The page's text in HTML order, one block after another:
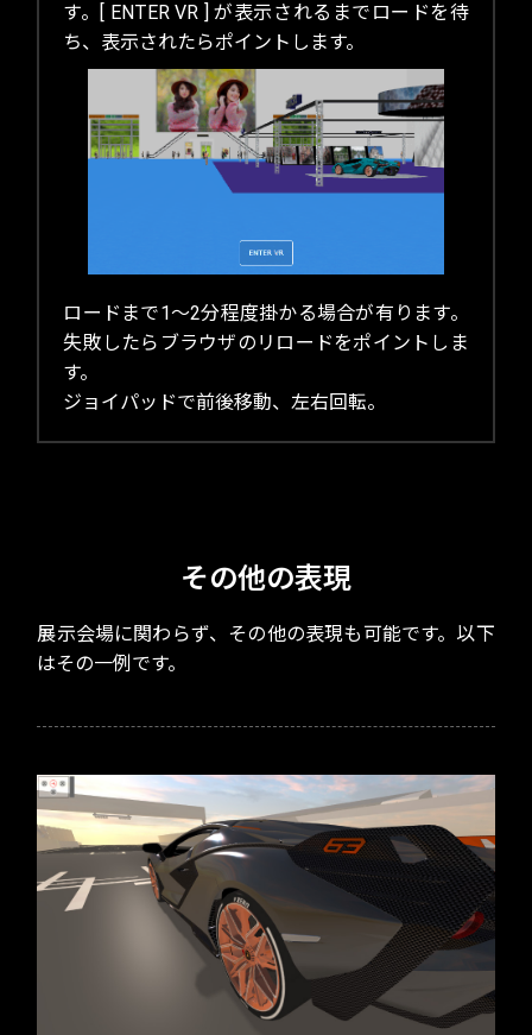
す。[ ENTER VR ] が表示されるまでロードを待
ち、表示されたらポイントします。
ロードまで1～2分程度掛かる場合が有ります。
失敗したらブラウザのリロードをポイントしま
す。
ジョイパッドで前後移動、左右回転。
その他の表現
展示会場に関わらず、その他の表現も可能です。以下
はその一例です。